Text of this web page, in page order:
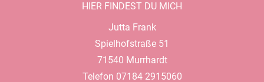
HIER FINDEST DU MICH
Jutta Frank
Spielhofstraße 51
71540 Murrhardt
Telefon 07184 2915060